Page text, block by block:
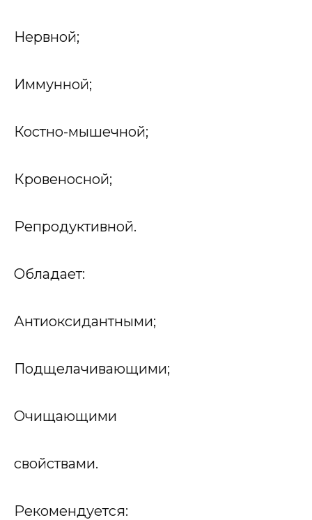
Нервной;
Иммунной;
Костно-мышечной;
Кровеносной;
Репродуктивной.
Обладает:
Антиоксидантными;
Подщелачивающими;
Очищающими
свойствами.
Рекомендуется: